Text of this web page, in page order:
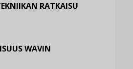
RATKAISU
WAVIN